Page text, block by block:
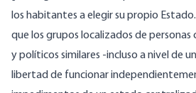
los habitantes a elegir su propio
que los grupos localizados de personas
y políticos similares -incluso a nivel de
libertad de funcionar